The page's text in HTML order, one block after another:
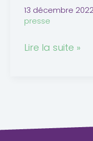
13 décembre
presse
Lire la suite »